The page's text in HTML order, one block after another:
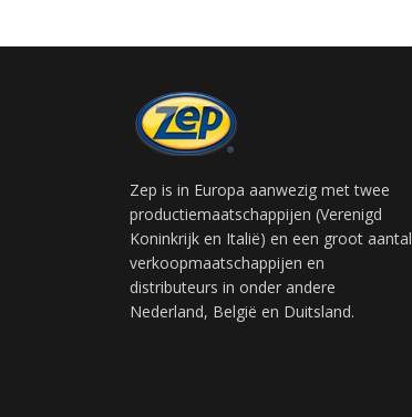
Zep is in Europa aanwezig met twee
productiemaatschappijen (Verenigd
Koninkrijk en Italië) en een groot aantal
verkoopmaatschappijen en
distributeurs in onder andere
Nederland, België en Duitsland.